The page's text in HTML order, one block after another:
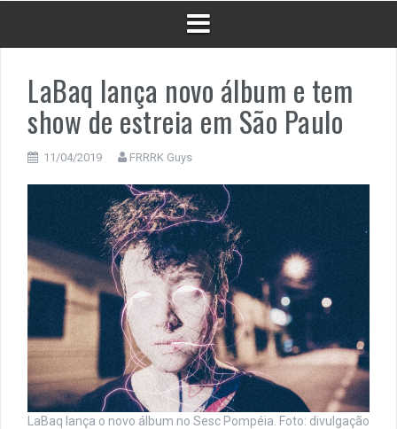
LaBaq lança novo álbum e tem
show de estreia em São Paulo
11/04/2019 FRRRK Guys
LaBaq lança o novo álbum no Sesc Pompéia. Foto: divulgação